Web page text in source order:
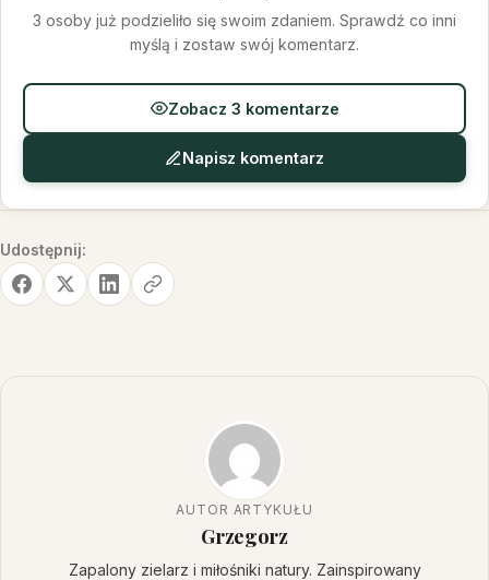
3 osoby już podzieliło się swoim zdaniem. Sprawdź co inni
myślą i zostaw swój komentarz.
Zobacz 3 komentarze
Napisz komentarz
Udostępnij:
AUTOR ARTYKUŁU
Grzegorz
Zapalony zielarz i miłośniki natury. Zainspirowany